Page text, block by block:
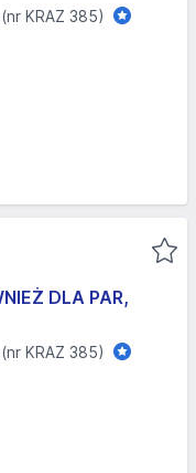
KRAZ 385)
DLA PAR,
KRAZ 385)